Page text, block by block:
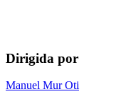
Dirigida por
Manuel Mur Oti